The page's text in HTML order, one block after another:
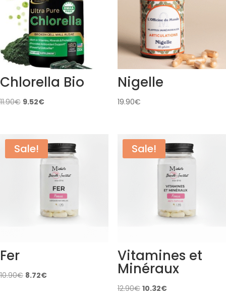
Chlorella Bio
11.90€ Original
11.90€.
9.52€Current
9.52€.
Nigelle
19.90€
Sale!
Fer
10.90€ Original
8.72€Current
Sale!
Vitamines et
Minéraux
12.90€ Original
10.32€Current